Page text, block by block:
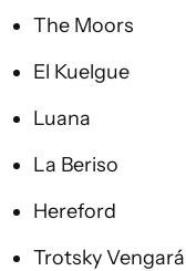
The Moors
El Kuelgue
Luana
La Beriso
Hereford
Trotsky